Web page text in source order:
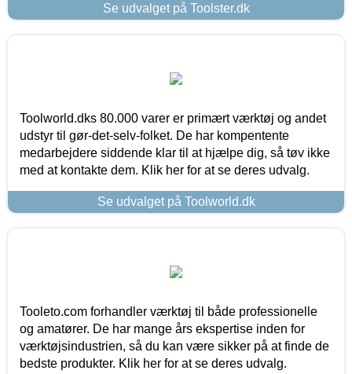
Se udvalget på Toolster.dk
Toolworld.dks 80.000 varer er primært værktøj og andet
udstyr til gør-det-selv-folket. De har kompentente
medarbejdere siddende klar til at hjælpe dig, så tøv ikke
med at kontakte dem. Klik her for at se deres udvalg.
Se udvalget på Toolworld.dk
Tooleto.com forhandler værktøj til både professionelle
og amatører. De har mange års ekspertise inden for
værktøjsindustrien, så du kan være sikker på at finde de
bedste produkter. Klik her for at se deres udvalg.